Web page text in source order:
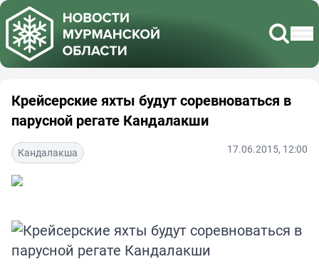
Крейсерские яхты будут соревноваться в
парусной регате Кандалакши
Кандалакша 17.06.2015, 12:00